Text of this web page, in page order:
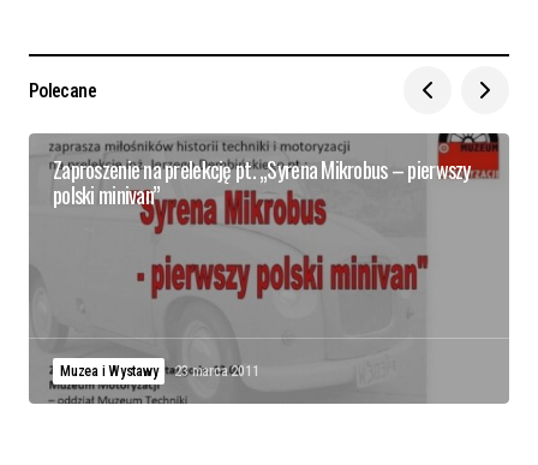
Polecane
Zaproszenie na prelekcję pt. „Syrena Mikrobus – pierwszy
polski minivan”
Muzea i Wystawy 23 marca 2011